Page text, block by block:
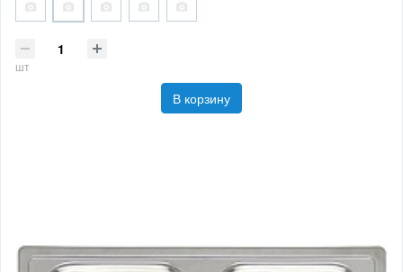
шт
В корзину